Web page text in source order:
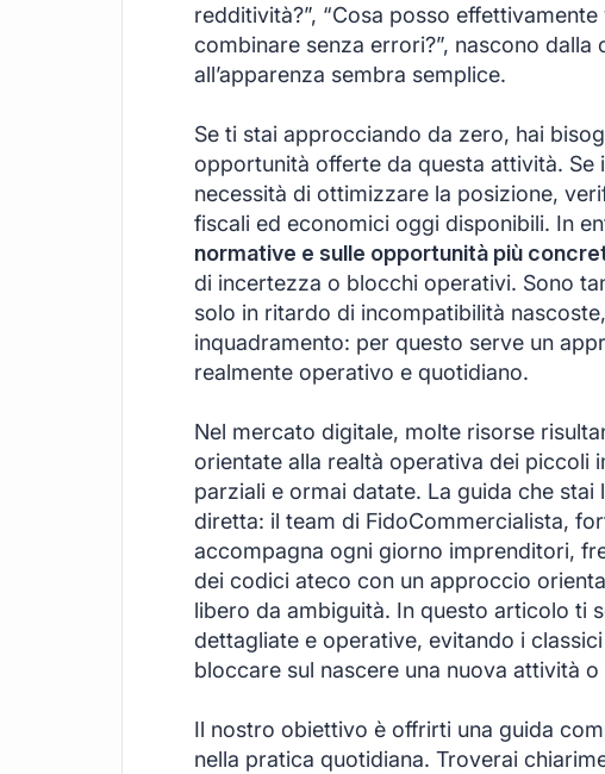
redditività?”, “Cosa posso
combinare senza errori?”, nascono
all’apparenza sembra semplice.
Se ti stai approcciando da zero, hai
opportunità offerte da questa attività.
necessità di ottimizzare la posizione,
fiscali ed economici oggi disponibili. In
normative e sulle opportunità più
di incertezza o blocchi operativi. Sono
solo in ritardo di incompatibilità
inquadramento: per questo serve un
realmente operativo e quotidiano.
Nel mercato digitale, molte risorse
orientate alla realtà operativa dei piccoli
parziali e ormai datate. La guida che
diretta: il team di FidoCommercialista,
accompagna ogni giorno imprenditori,
dei codici ateco con un approccio
libero da ambiguità. In questo articolo ti
dettagliate e operative, evitando i
bloccare sul nascere una nuova attività
Il nostro obiettivo è offrirti una guida
nella pratica quotidiana. Troverai